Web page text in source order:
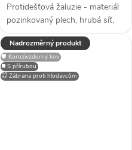
Protidešťová žaluzie - materiál
pozinkovaný plech, hrubá síť,
efektivní plocha sef 0,3381 m²,
snadno přizpůsobitelné díky
možnosti lakování RAL, zakryje
stavební otvory, užívané...
Nadrozměrný produkt
◼️ S přírubou
🛡️ Korozivzdorný kov
🐭 Zábrana proti hlodavcům